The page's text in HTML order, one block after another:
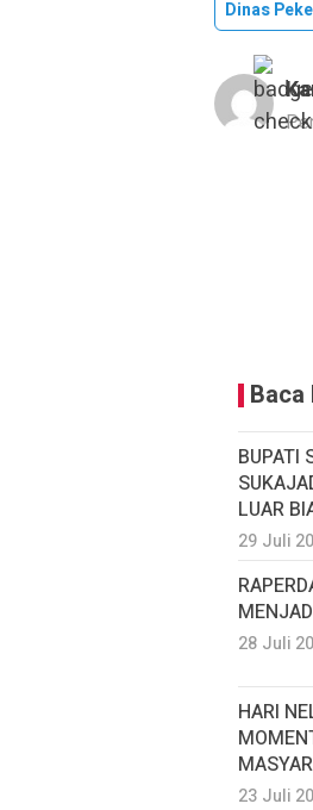
Dinas
Baca
BUPATI
LUAR
29 Juli
28 Juli
HARI
23 Juli